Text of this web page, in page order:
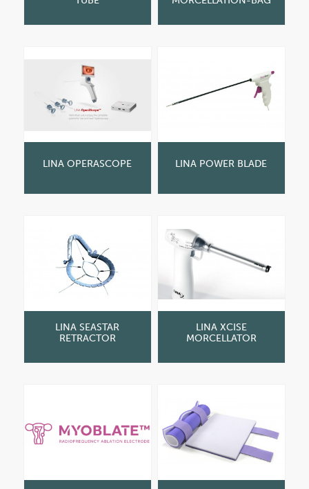
LINA OPERASCOPE LINA POWER BLADE
LINA SEASTAR
RETRACTOR
LINA XCISE
MORCELLATOR